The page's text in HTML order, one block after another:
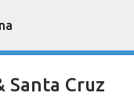
au contenu
Santa Cruz